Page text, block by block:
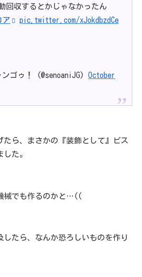
回収するとかじゃなかったん
ア pic.twitter.com/xJokdbzdCe
ゴゥ！ (@senoaniJG)October
たら、まさかの『装飾として』ピス
した。
械でも作るのかと…((
したら、なんか恐ろしいものを作り